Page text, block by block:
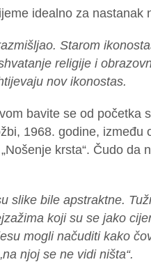
idealno za nastanak
Starom
religije i
nov ikonostas.
bavite se od početka
1968. godine, između
krsta“. Čudo da
slike bile apstraktne.
koji su se jako
mogli načuditi kako
njoj se ne vidi ništa“.